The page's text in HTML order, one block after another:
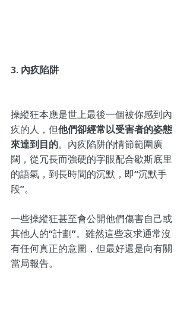
3. 內疚陷阱
操縱狂本應是世上最後一個被你感到內
疚的人，但他們卻經常以受害者的姿態
來達到目的。內疚陷阱的情節範圍廣
闊，從冗長而強硬的字眼配合歇斯底里
的語氣，到長時間的沉默，即“沉默手
段”。
一些操縱狂甚至會公開他們傷害自己或
其他人的“計劃”。雖然這些哀求通常沒
有任何真正的意圖，但最好還是向有關
當局報告。